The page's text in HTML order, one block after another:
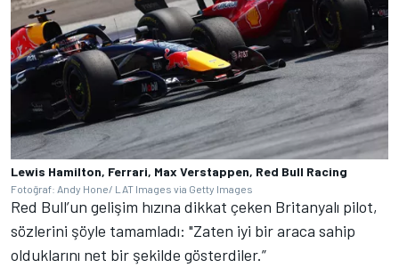
Lewis Hamilton, Ferrari, Max Verstappen, Red Bull Racing
Fotoğraf: Andy Hone/ LAT Images via Getty Images
Red Bull’un gelişim hızına dikkat çeken Britanyalı pilot,
sözlerini şöyle tamamladı: "Zaten iyi bir araca sahip
olduklarını net bir şekilde gösterdiler.”